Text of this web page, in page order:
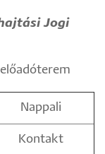
Jogi
Nappali
Kontakt